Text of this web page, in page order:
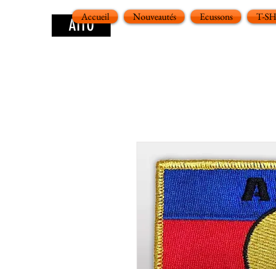
AITOAccueil Nouveautés Ecussons T-